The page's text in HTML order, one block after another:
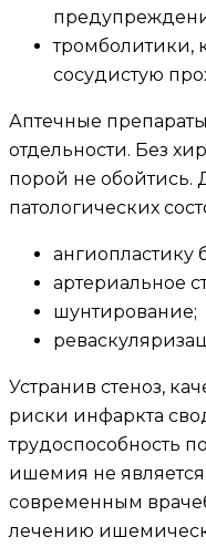
тромболитики,
сосудистую
Аптечные
отдельности. Без
порой не обойтись.
патологических
ангиопластику
артериальное
шунтирование;
Устранив стеноз,
риски инфаркта
трудоспособность
ишемия не
современным
лечению